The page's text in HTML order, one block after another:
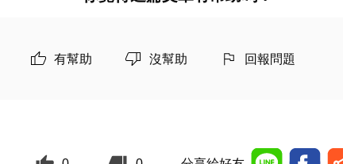
有幫助 沒幫助 回報問題